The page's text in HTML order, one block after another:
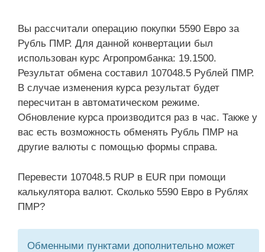
Вы рассчитали операцию покупки 5590 Евро за
Рубль ПМР. Для данной конвертации был
использован курс Агропромбанка: 19.1500.
Результат обмена составил 107048.5 Рублей ПМР.
В случае изменения курса результат будет
пересчитан в автоматическом режиме.
Обновление курса производится раз в час. Также у
вас есть возможность обменять Рубль ПМР на
другие валюты с помощью формы справа.
Перевести 107048.5 RUP в EUR при помощи
калькулятора валют. Сколько 5590 Евро в Рублях
ПМР?
Обменными пунктами дополнительно может